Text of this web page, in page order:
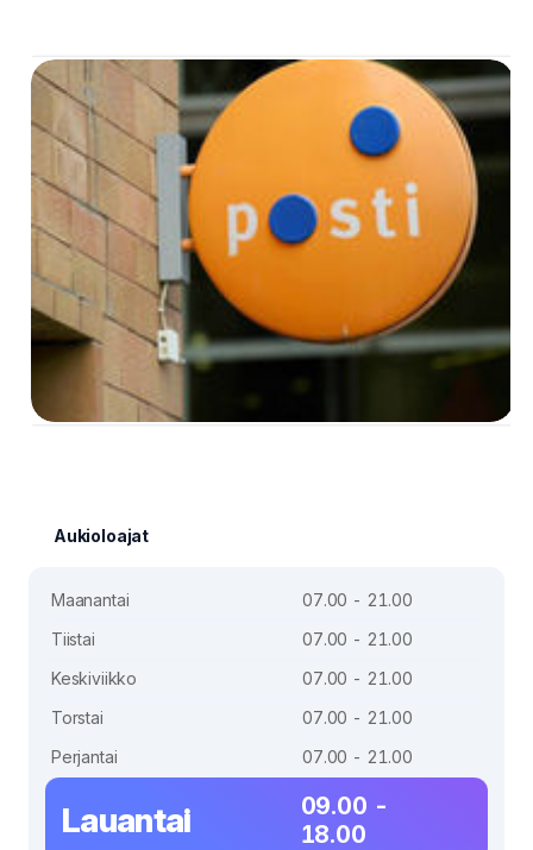
Aukioloajat
Maanantai
07.00 - 21.00
Tiistai
07.00 - 21.00
Keskiviikko
07.00 - 21.00
Torstai
07.00 - 21.00
Perjantai
07.00 - 21.00
Lauantai
09.00 -
18.00